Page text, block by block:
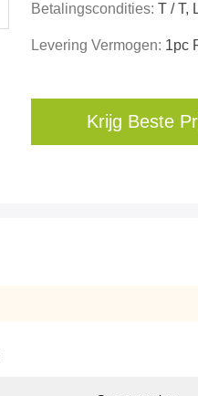
Betalingscondities: T / T,
Levering Vermogen: 1pc
Krijg Beste